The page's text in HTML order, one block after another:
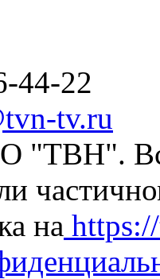
44-22
tv.ru
"ТВН".
на